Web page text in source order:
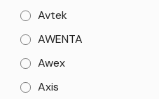
Avtek
AWENTA
Awex
Axis